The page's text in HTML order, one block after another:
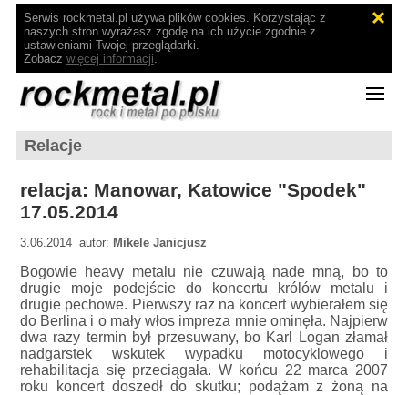
Serwis rockmetal.pl używa plików cookies. Korzystając z
naszych stron wyrażasz zgodę na ich użycie zgodnie z
ustawieniami Twojej przeglądarki.
Zobacz więcej informacji.
Relacje
relacja: Manowar, Katowice "Spodek"
17.05.2014
3.06.2014 autor: Mikele Janicjusz
Bogowie heavy metalu nie czuwają nade mną, bo to
drugie moje podejście do koncertu królów metalu i
drugie pechowe. Pierwszy raz na koncert wybierałem się
do Berlina i o mały włos impreza mnie ominęła. Najpierw
dwa razy termin był przesuwany, bo Karl Logan złamał
nadgarstek wskutek wypadku motocyklowego i
rehabilitacja się przeciągała. W końcu 22 marca 2007
roku koncert doszedł do skutku; podążam z żoną na